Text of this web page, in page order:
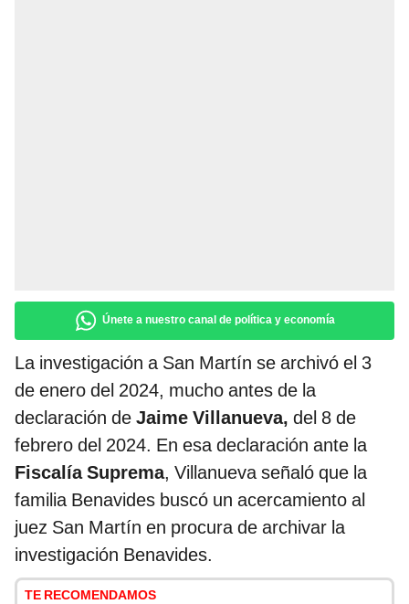
Únete a nuestro canal de política y economía
La investigación a San Martín se archivó el 3
de enero del 2024, mucho antes de la
declaración de Jaime Villanueva, del 8 de
febrero del 2024. En esa declaración ante la
Fiscalía Suprema, Villanueva señaló que la
familia Benavides buscó un acercamiento al
juez San Martín en procura de archivar la
investigación Benavides.
TE RECOMENDAMOS